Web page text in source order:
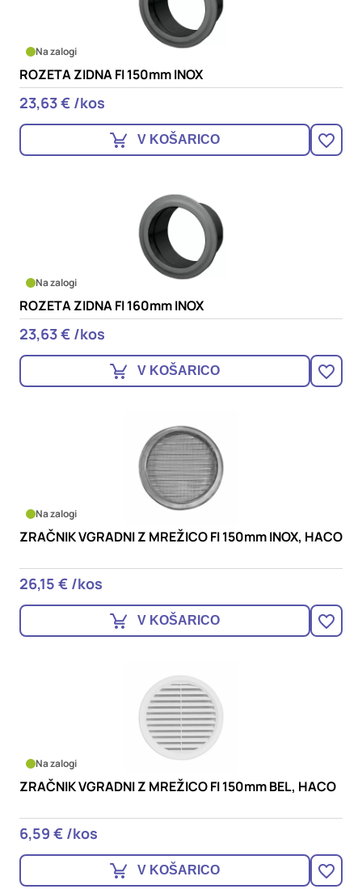
Na zalogi
ROZETA ZIDNA FI 150mm INOX
23,63 € /kos
V KOŠARICO
Na zalogi
ROZETA ZIDNA FI 160mm INOX
23,63 € /kos
V KOŠARICO
Na zalogi
ZRAČNIK VGRADNI Z MREŽICO FI 150mm INOX, HACO
26,15 € /kos
V KOŠARICO
Na zalogi
ZRAČNIK VGRADNI Z MREŽICO FI 150mm BEL, HACO
6,59 € /kos
V KOŠARICO